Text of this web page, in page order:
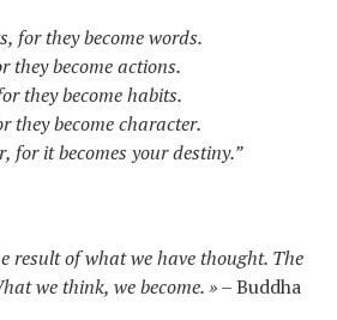
for they become words.
they become actions.
they become habits.
they become character.
for it becomes your destiny.”
result of what we have thought. The
we think, we become. » –Buddha